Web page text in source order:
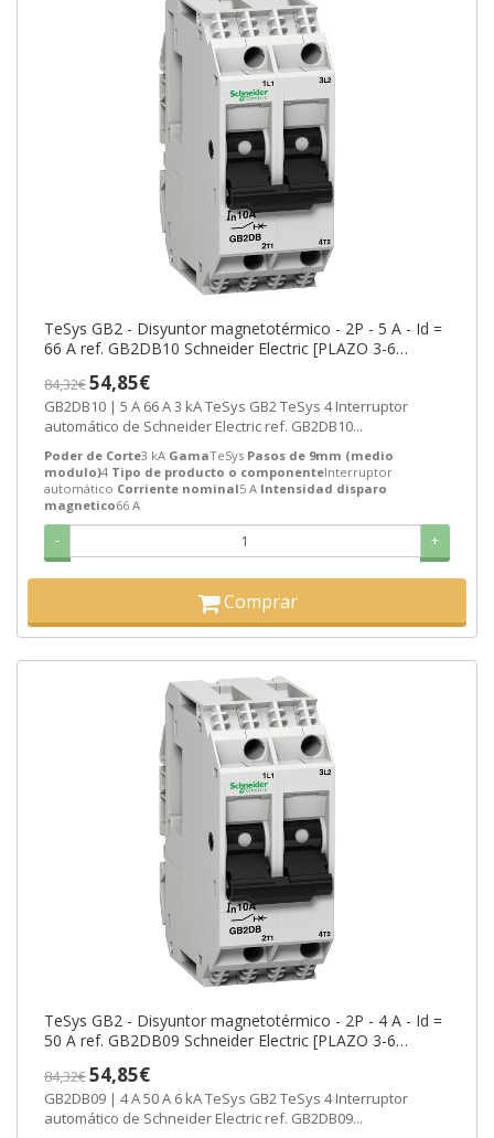
TeSys GB2 - Disyuntor magnetotérmico - 2P - 5 A - Id =
66 A ref. GB2DB10 Schneider Electric [PLAZO 3-6
84,32€54,85€
GB2DB10 | 5 A 66 A 3 kA TeSys GB2 TeSys 4 Interruptor
automático de Schneider Electric ref. GB2DB10...
Poder de Corte3 kA GamaTeSys Pasos de 9mm (medio
modulo)4 Tipo de producto o componenteInterruptor
automático Corriente nominal5 A Intensidad disparo
magnetico66 A
- +
Comprar
TeSys GB2 - Disyuntor magnetotérmico - 2P - 4 A - Id =
50 A ref. GB2DB09 Schneider Electric [PLAZO 3-6
84,32€54,85€
GB2DB09 | 4 A 50 A 6 kA TeSys GB2 TeSys 4 Interruptor
automático de Schneider Electric ref. GB2DB09...